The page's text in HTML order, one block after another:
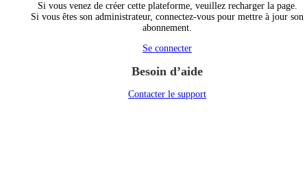
Si vous venez de créer cette plateforme, veuillez recharger la page.
Si vous êtes son administrateur, connectez-vous pour mettre à jour son
abonnement.
Se connecter
Besoin d’aide
Contacter le support